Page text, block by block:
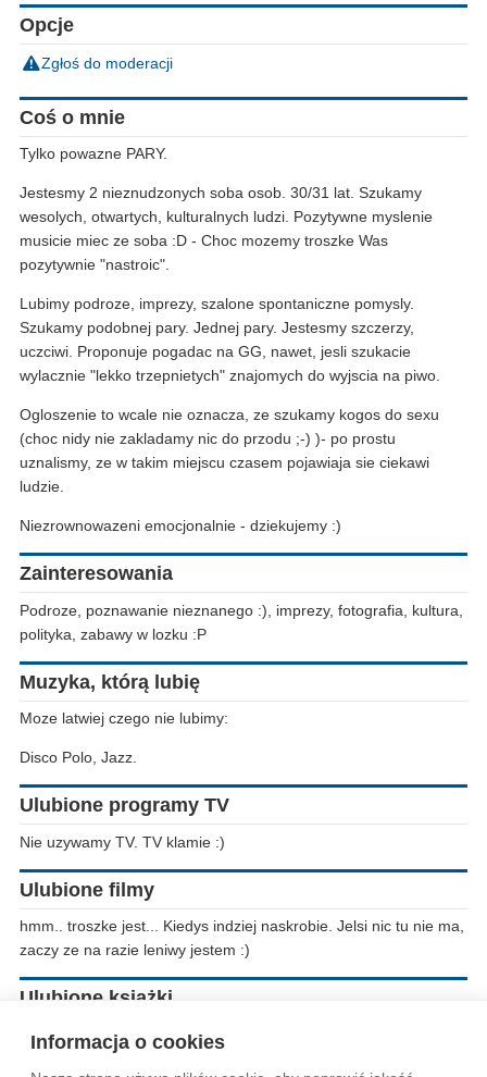
Informacja o cookies
Opcje
Zgłoś do moderacji
Coś o mnie
Tylko powazne PARY.
Jestesmy 2 nieznudzonych soba osob. 30/31 lat. Szukamy
wesolych, otwartych, kulturalnych ludzi. Pozytywne myslenie
musicie miec ze soba :D - Choc mozemy troszke Was
pozytywnie "nastroic".
Lubimy podroze, imprezy, szalone spontaniczne pomysly.
Szukamy podobnej pary. Jednej pary. Jestesmy szczerzy,
uczciwi. Proponuje pogadac na GG, nawet, jesli szukacie
wylacznie "lekko trzepnietych" znajomych do wyjscia na piwo.
Ogloszenie to wcale nie oznacza, ze szukamy kogos do sexu
(choc nidy nie zakladamy nic do przodu ;-) )- po prostu
uznalismy, ze w takim miejscu czasem pojawiaja sie ciekawi
ludzie.
Niezrownowazeni emocjonalnie - dziekujemy :)
Zainteresowania
Podroze, poznawanie nieznanego :), imprezy, fotografia, kultura,
polityka, zabawy w lozku :P
Muzyka, którą lubię
Moze latwiej czego nie lubimy:
Disco Polo, Jazz.
Ulubione programy TV
Nie uzywamy TV. TV klamie :)
Ulubione filmy
hmm.. troszke jest... Kiedys indziej naskrobie. Jelsi nic tu nie ma,
zaczy ze na razie leniwy jestem :)
Ulubione książki
Alistair Macline, Wiktor Suworow.